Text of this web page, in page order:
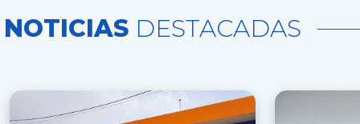
NOTICIAS DESTACADAS